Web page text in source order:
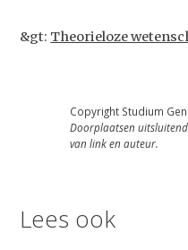
&gt: Theorieloze
Copyright Studium
Doorplaatsen
van link en auteur.
Lees ook